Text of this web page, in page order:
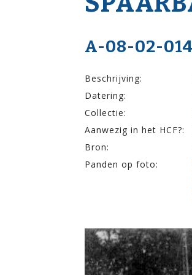
A-08-02-
Beschrijving:
Datering:
Collectie:
Aanwezig in het HCF?:
Bron:
Panden op foto: